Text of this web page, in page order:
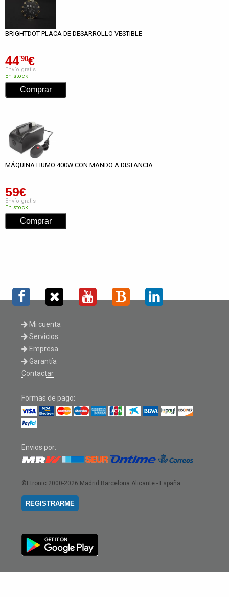
BRIGHTDOT PLACA DE DESARROLLO VESTIBLE
44'90€
Envío gratis
En stock
MÁQUINA HUMO 400W CON MANDO A DISTANCIA
59€
Envío gratis
En stock
Mi cuenta
Servicios
Empresa
Garantía
Contactar
Formas de pago:
Envios por:
©Etronic 2000-2026 Madrid Barcelona Alicante - España
REGISTRARME